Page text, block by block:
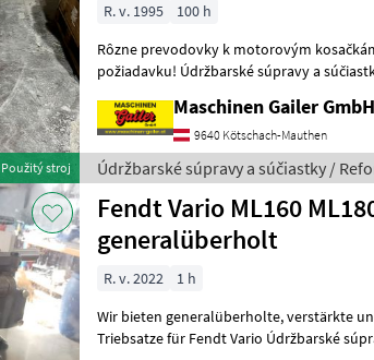
Použitý stroj
R. v. 1995
100 h
Rôzne prevodovky k motorovým kosačkám Reform
požiadavku! Údržbarské súpravy a
Maschinen Gailer GmbH
9640 Kötschach-Mauthen
Údržbarské súpravy a súčiastky /
Fendt Vario ML160
generalüberholt
R. v. 2022
1 h
Wir bieten generalüberholte, verstärkte und Leistungsgeprüfte
Triebsatze für Fendt Vario Údržbarské súpravy a súčiastky Hnací